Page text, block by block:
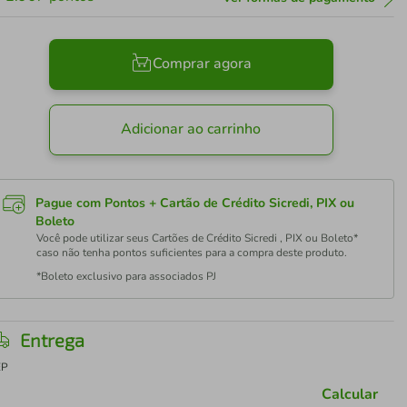
Comprar agora
Adicionar ao carrinho
Pague com Pontos + Cartão de Crédito Sicredi, PIX ou
Boleto
Você pode utilizar seus Cartões de Crédito Sicredi , PIX ou Boleto*
caso não tenha pontos suficientes para a compra deste produto.
*Boleto exclusivo para associados PJ
Entrega
Calcular